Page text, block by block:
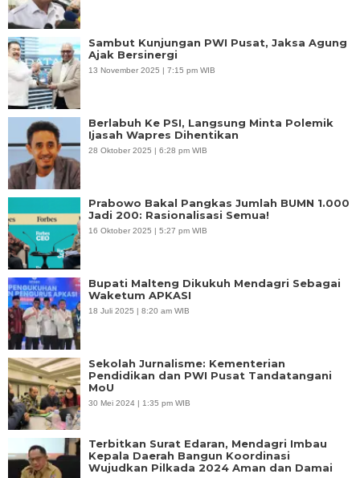
Sambut Kunjungan PWI Pusat, Jaksa Agung
Ajak Bersinergi
13 November 2025 | 7:15 pm WIB
Berlabuh Ke PSI, Langsung Minta Polemik
Ijasah Wapres Dihentikan
28 Oktober 2025 | 6:28 pm WIB
Prabowo Bakal Pangkas Jumlah BUMN 1.000
Jadi 200: Rasionalisasi Semua!
16 Oktober 2025 | 5:27 pm WIB
Bupati Malteng Dikukuh Mendagri Sebagai
Waketum APKASI
18 Juli 2025 | 8:20 am WIB
Sekolah Jurnalisme: Kementerian
Pendidikan dan PWI Pusat Tandatangani
MoU
30 Mei 2024 | 1:35 pm WIB
Terbitkan Surat Edaran, Mendagri Imbau
Kepala Daerah Bangun Koordinasi
Wujudkan Pilkada 2024 Aman dan Damai